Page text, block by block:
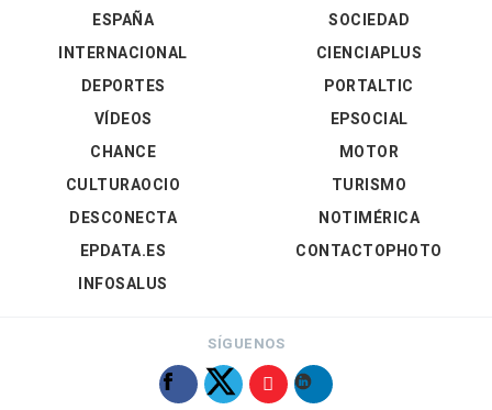
ESPAÑA
INTERNACIONAL
DEPORTES
VÍDEOS
SOCIEDAD
CIENCIAPLUS
PORTALTIC
EPSOCIAL
CHANCE
CULTURAOCIO
DESCONECTA
EPDATA.ES
INFOSALUS
MOTOR
TURISMO
NOTIMÉRICA
CONTACTOPHOTO
SÍGUENOS